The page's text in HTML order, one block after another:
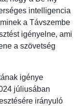
intelligencia
a Távszembe
igényelne, ami
a szövetség
igénye
júliusában
irányuló